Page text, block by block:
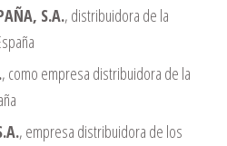
S.A., distribuidora de la
, como empresa distribuidora de la
, empresa distribuidora de los